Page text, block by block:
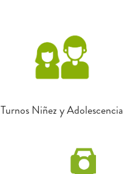
Turnos Niñez y Adolescencia